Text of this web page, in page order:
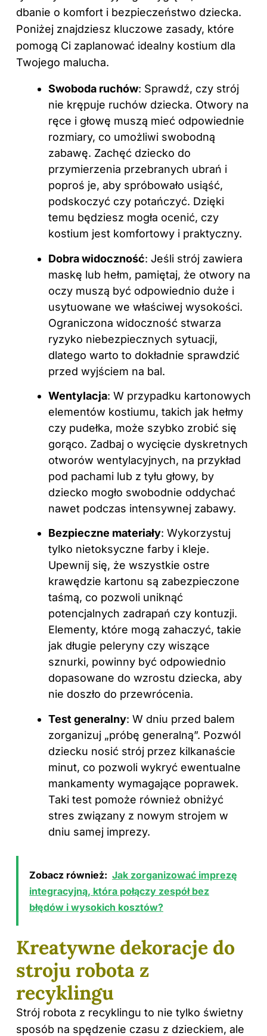
dbanie o komfort i bezpieczeństwo dziecka.
Poniżej znajdziesz kluczowe zasady, które
pomogą Ci zaplanować idealny kostium dla
Twojego malucha.
Swoboda ruchów: Sprawdź, czy strój
nie krępuje ruchów dziecka. Otwory na
ręce i głowę muszą mieć odpowiednie
rozmiary, co umożliwi swobodną
zabawę. Zachęć dziecko do
przymierzenia przebranych ubrań i
poproś je, aby spróbowało usiąść,
podskoczyć czy potańczyć. Dzięki
temu będziesz mogła ocenić, czy
kostium jest komfortowy i praktyczny.
Dobra widoczność: Jeśli strój zawiera
maskę lub hełm, pamiętaj, że otwory na
oczy muszą być odpowiednio duże i
usytuowane we właściwej wysokości.
Ograniczona widoczność stwarza
ryzyko niebezpiecznych sytuacji,
dlatego warto to dokładnie sprawdzić
przed wyjściem na bal.
Wentylacja: W przypadku kartonowych
elementów kostiumu, takich jak hełmy
czy pudełka, może szybko zrobić się
gorąco. Zadbaj o wycięcie dyskretnych
otworów wentylacyjnych, na przykład
pod pachami lub z tyłu głowy, by
dziecko mogło swobodnie oddychać
nawet podczas intensywnej zabawy.
Bezpieczne materiały: Wykorzystuj
tylko nietoksyczne farby i kleje.
Upewnij się, że wszystkie ostre
krawędzie kartonu są zabezpieczone
taśmą, co pozwoli uniknąć
potencjalnych zadrapań czy kontuzji.
Elementy, które mogą zahaczyć, takie
jak długie peleryny czy wiszące
sznurki, powinny być odpowiednio
dopasowane do wzrostu dziecka, aby
nie doszło do przewrócenia.
Test generalny: W dniu przed balem
zorganizuj „próbę generalną”. Pozwól
dziecku nosić strój przez kilkanaście
minut, co pozwoli wykryć ewentualne
mankamenty wymagające poprawek.
Taki test pomoże również obniżyć
stres związany z nowym strojem w
dniu samej imprezy.
Zobacz również: Jak zorganizować imprezę
integracyjną, która połączy zespół bez
błędów i wysokich kosztów?
Kreatywne dekoracje do
stroju robota z
recyklingu
Strój robota z recyklingu to nie tylko świetny
sposób na spędzenie czasu z dzieckiem, ale